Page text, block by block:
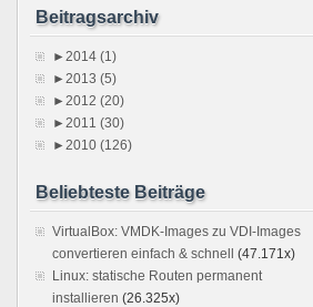
Beitragsarchiv
► 2014 (1)
► 2013 (5)
► 2012 (20)
► 2011 (30)
► 2010 (126)
Beliebteste Beiträge
VirtualBox: VMDK-Images zu VDI-Images
convertieren einfach & schnell (47.171x)
Linux: statische Routen permanent
installieren (26.325x)